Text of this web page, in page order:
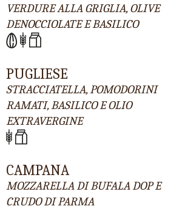
VERDURE ALLA GRIGLIA, OLIVE
DENOCCIOLATE E BASILICO
PUGLIESE
STRACCIATELLA, POMODORINI
RAMATI, BASILICO E OLIO
EXTRAVERGINE
CAMPANA
MOZZARELLA DI BUFALA DOP E
CRUDO DI PARMA